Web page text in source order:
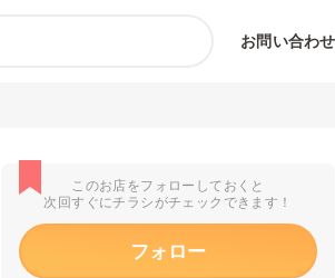
お問い合わせ
このお店をフォローしておくと
次回すぐにチラシがチェックできます！
フォロー